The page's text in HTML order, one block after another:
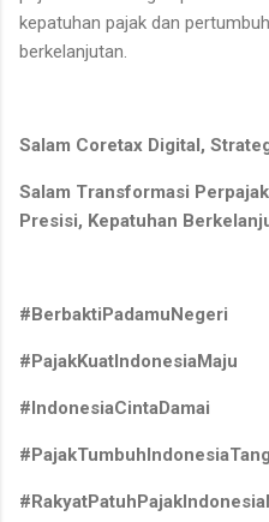
kepatuhan pajak dan
berkelanjutan.
Salam Coretax Digital,
Salam Transformasi
Presisi, Kepatuhan
#BerbaktiPadamuNegeri
#PajakKuatIndonesiaMaju
#IndonesiaCintaDamai